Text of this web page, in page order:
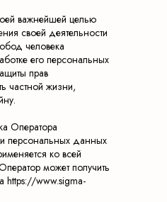
важнейшей целью
своей деятельности
человека
его персональных
прав
частной жизни,
Оператора
персональных данных
ко всей
может получить
https://www.sigma-